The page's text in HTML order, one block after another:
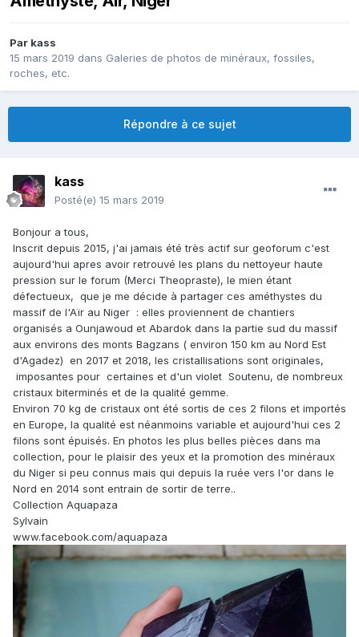
Par kass
15 mars 2019 dans Galeries de photos de minéraux, fossiles,
roches, etc.
Répondre à ce sujet
kass
Posté(e) 15 mars 2019
Bonjour a tous,
Inscrit depuis 2015, j'ai jamais été très actif sur geoforum c'est
aujourd'hui apres avoir retrouvé les plans du nettoyeur haute
pression sur le forum (Merci Theopraste), le mien étant
défectueux, que je me décide à partager ces améthystes du
massif de l'Aïr au Niger : elles proviennent de chantiers
organisés a Ounjawoud et Abardok dans la partie sud du massif
aux environs des monts Bagzans ( environ 150 km au Nord Est
d'Agadez) en 2017 et 2018, les cristallisations sont originales,
imposantes pour certaines et d'un violet Soutenu, de nombreux
cristaux biterminés et de la qualité gemme.
Environ 70 kg de cristaux ont été sortis de ces 2 filons et importés
en Europe, la qualité est néanmoins variable et aujourd'hui ces 2
filons sont épuisés. En photos les plus belles pièces dans ma
collection, pour le plaisir des yeux et la promotion des minéraux
du Niger si peu connus mais qui depuis la ruée vers l'or dans le
Nord en 2014 sont entrain de sortir de terre..
Collection Aquapaza
Sylvain
www.facebook.com/aquapaza